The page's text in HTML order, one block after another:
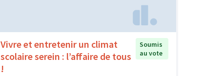
Vivre et entretenir un climat
scolaire serein : l’affaire de tous
!
Soumis
au vote